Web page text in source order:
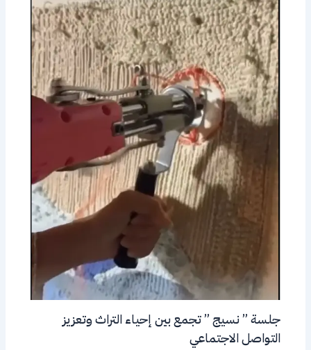
جلسة ” نسيج ” تجمع بين إحياء التراث وتعزيز
التواصل الاجتماعي